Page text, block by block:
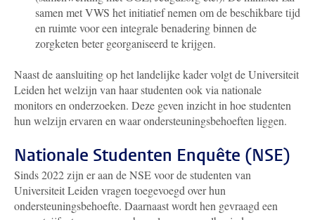
samen met VWS het initiatief nemen om de beschikbare tijd
en ruimte voor een integrale benadering binnen de
zorgketen beter georganiseerd te krijgen.
Naast de aansluiting op het landelijke kader volgt de Universiteit
Leiden het welzijn van haar studenten ook via nationale
monitors en onderzoeken. Deze geven inzicht in hoe studenten
hun welzijn ervaren en waar ondersteuningsbehoeften liggen.
Nationale Studenten Enquête (NSE)
Sinds 2022 zijn er aan de NSE voor de studenten van
Universiteit Leiden vragen toegevoegd over hun
ondersteuningsbehoefte. Daarnaast wordt hen gevraagd een